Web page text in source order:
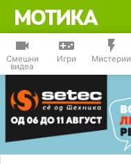
Смешни
видеа
Игри Мистерии